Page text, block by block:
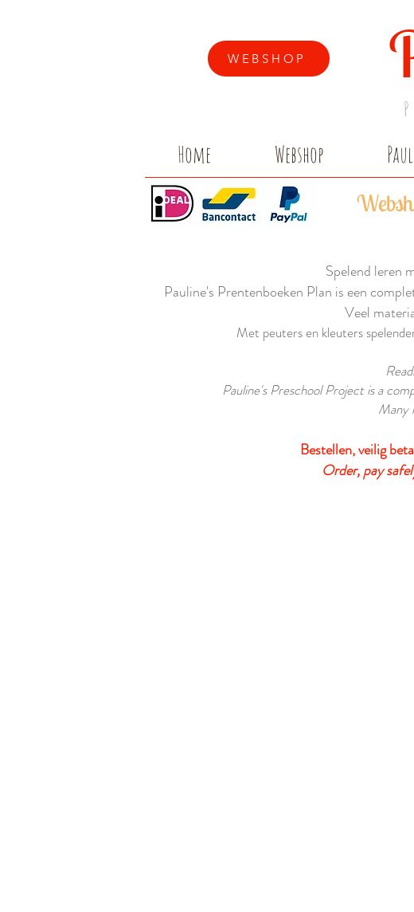
WEBSHOP
Home Webshop
Spelend leren
Pauline's Prentenboeken Plan is een
Veel
Met peuters en kleuters
Pauline's Preschool Project is a
Many
Bestellen, veilig
Order, pay